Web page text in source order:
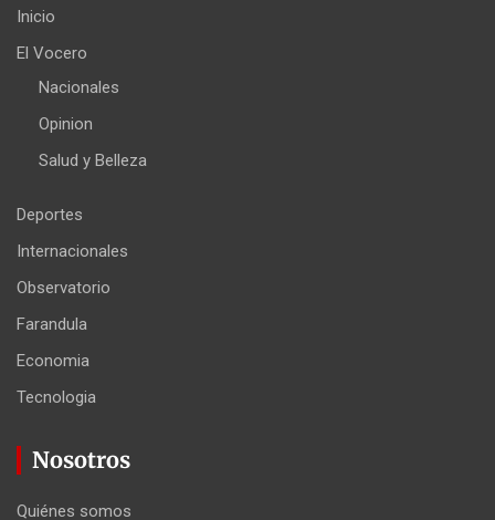
Inicio
El Vocero
Nacionales
Opinion
Salud y Belleza
Deportes
Internacionales
Observatorio
Farandula
Economia
Tecnologia
Nosotros
Quiénes somos